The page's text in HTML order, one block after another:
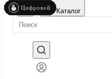
Каталог
Цифровой
Цифровой
Цифровой
Цифровой
Цифровой
Цифровой
Цифровой